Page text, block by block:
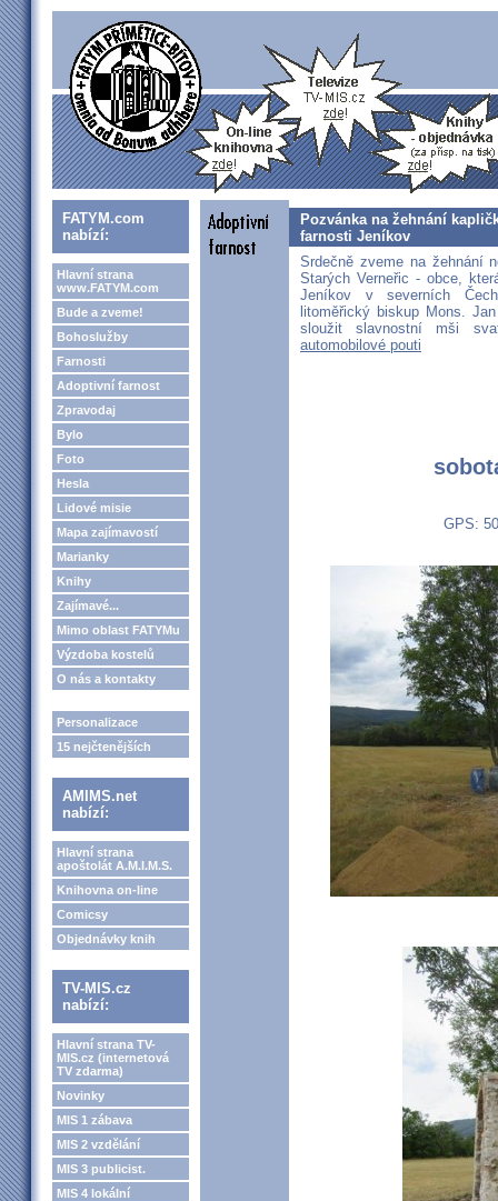
FATYM.com
nabízí:
Hlavní strana
www.FATYM.com
Bude a zveme!
Bohoslužby
Farnosti
Adoptivní farnost
Zpravodaj
Bylo
Foto
Hesla
Lidové misie
Mapa zajímavostí
Marianky
Knihy
Zajímavé...
Mimo oblast FATYMu
Výzdoba kostelů
O nás a kontakty
Personalizace
15 nejčtenějších
AMIMS.net
nabízí:
Hlavní strana
apoštolát A.M.I.M.S.
Knihovna on-line
Comicsy
Objednávky knih
TV-MIS.cz
nabízí:
Hlavní strana TV-
MIS.cz (internetová
TV zdarma)
Novinky
MIS 1 zábava
MIS 2 vzdělání
MIS 3 publicist.
MIS 4 lokální
Pozvánka na žehnání
farnosti Jeníkov
Srdečně zveme na žehnání
Starých Verneřic - obce,
Jeníkov v severních
litoměřický biskup Mons.
sloužit slavnostní mši
automobilové pouti
GPS: